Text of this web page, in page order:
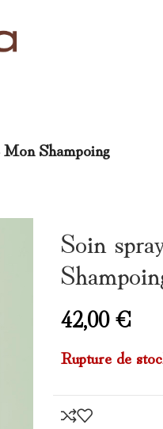
Shampoing
Soin
42,00€
Rupture de